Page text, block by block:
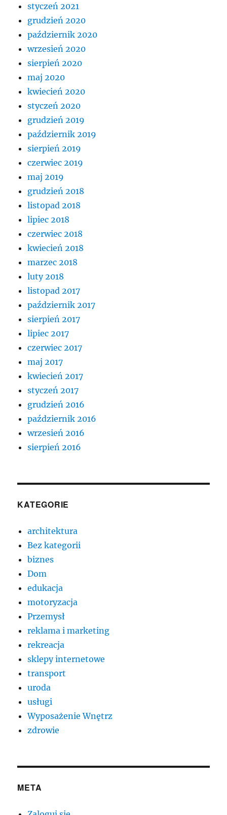
styczeń 2021
grudzień 2020
październik 2020
wrzesień 2020
sierpień 2020
maj 2020
kwiecień 2020
styczeń 2020
grudzień 2019
październik 2019
sierpień 2019
czerwiec 2019
maj 2019
grudzień 2018
listopad 2018
lipiec 2018
czerwiec 2018
kwiecień 2018
marzec 2018
luty 2018
listopad 2017
październik 2017
sierpień 2017
lipiec 2017
czerwiec 2017
maj 2017
kwiecień 2017
styczeń 2017
grudzień 2016
październik 2016
wrzesień 2016
sierpień 2016
KATEGORIE
architektura
Bez kategorii
biznes
Dom
edukacja
motoryzacja
Przemysł
reklama i marketing
rekreacja
sklepy internetowe
transport
uroda
usługi
Wyposażenie Wnętrz
zdrowie
META